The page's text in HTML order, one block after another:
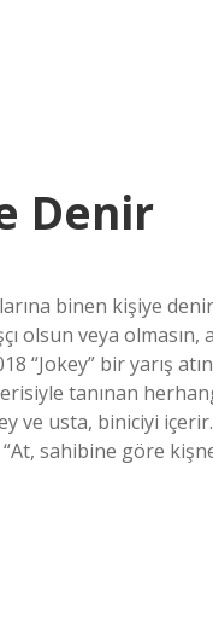
Denir
binen kişiye
olsun veya
bir yarış
tanınan
ve usta, biniciyi
sahibine göre